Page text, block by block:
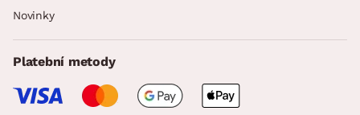
Novinky
Platební metody